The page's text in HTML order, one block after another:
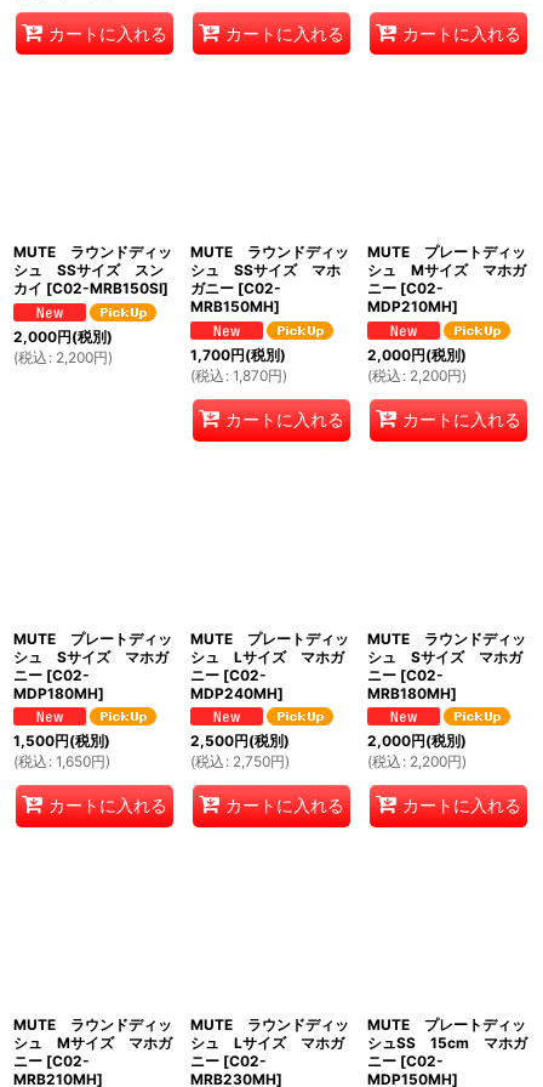
カートに入れる カートに入れる カートに入れる
MUTE ラウンドディッ
シュ SSサイズ スン
カイ [C02-MRB150SI]
2,000円(税別)
(税込 : 2,200円)
MUTE ラウンドディッ
シュ SSサイズ マホ
ガニー [C02-
MRB150MH]
1,700円(税別)
(税込 : 1,870円)
カートに入れる
MUTE プレートディッ
シュ Mサイズ マホガ
ニー [C02-
MDP210MH]
2,000円(税別)
(税込 : 2,200円)
カートに入れる
MUTE プレートディッ
シュ Sサイズ マホガ
ニー [C02-
MDP180MH]
1,500円(税別)
(税込 : 1,650円)
カートに入れる
MUTE プレートディッ
シュ Lサイズ マホガ
ニー [C02-
MDP240MH]
2,500円(税別)
(税込 : 2,750円)
カートに入れる
MUTE ラウンドディッ
シュ Sサイズ マホガ
ニー [C02-
MRB180MH]
2,000円(税別)
(税込 : 2,200円)
カートに入れる
MUTE ラウンドディッ
シュ Mサイズ マホガ
ニー [C02-
MRB210MH]
MUTE ラウンドディッ
シュ Lサイズ マホガ
ニー [C02-
MRB230MH]
MUTE プレートディッ
シュSS 15cm マホガ
ニー [C02-
MDP150MH]